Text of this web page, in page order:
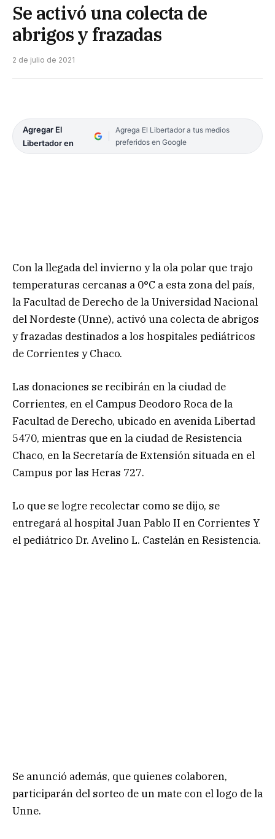
Se activó una colecta de
abrigos y frazadas
2 de julio de 2021
Agregar El
Libertador en
Agrega El Libertador a tus medios
preferidos en Google
Con la llegada del invierno y la ola polar que trajo
temperaturas cercanas a 0°C a esta zona del país,
la Facultad de Derecho de la Universidad Nacional
del Nordeste (Unne), activó una colecta de abrigos
y frazadas destinados a los hospitales pediátricos
de Corrientes y Chaco.
Las donaciones se recibirán en la ciudad de
Corrientes, en el Campus Deodoro Roca de la
Facultad de Derecho, ubicado en avenida Libertad
5470, mientras que en la ciudad de Resistencia
Chaco, en la Secretaría de Extensión situada en el
Campus por las Heras 727.
Lo que se logre recolectar como se dijo, se
entregará al hospital Juan Pablo II en Corrientes Y
el pediátrico Dr. Avelino L. Castelán en Resistencia.
Se anunció además, que quienes colaboren,
participarán del sorteo de un mate con el logo de la
Unne.